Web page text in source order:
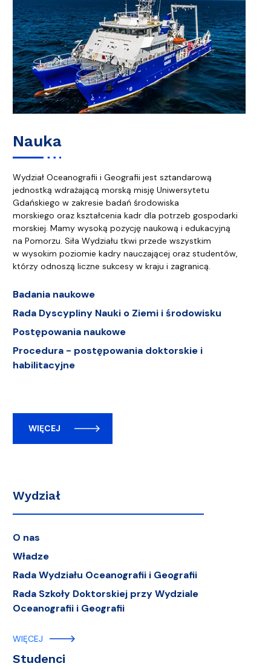
Nauka
Wydział Oceanografii i Geografii jest sztandarową
jednostką wdrażającą morską misję Uniwersytetu
Gdańskiego w zakresie badań środowiska
morskiego oraz kształcenia kadr dla potrzeb gospodarki
morskiej. Mamy wysoką pozycję naukową i edukacyjną
na Pomorzu. Siła Wydziału tkwi przede wszystkim
w wysokim poziomie kadry nauczającej oraz studentów,
którzy odnoszą liczne sukcesy w kraju i zagranicą.
Badania naukowe
Rada Dyscypliny Nauki o Ziemi i środowisku
Postępowania naukowe
Procedura - postępowania doktorskie i
habilitacyjne
WIĘCEJ
Wydział
O nas
Władze
Rada Wydziału Oceanografii i Geografii
Rada Szkoły Doktorskiej przy Wydziale
Oceanografii i Geografii
WIĘCEJ
Studenci